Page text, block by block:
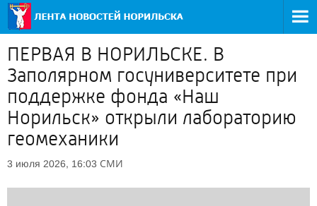
ПЕРВАЯ В НОРИЛЬСКЕ. В
Заполярном госуниверситете при
поддержке фонда «Наш
Норильск» открыли лабораторию
геомеханики
3 июля 2026, 16:03 СМИ